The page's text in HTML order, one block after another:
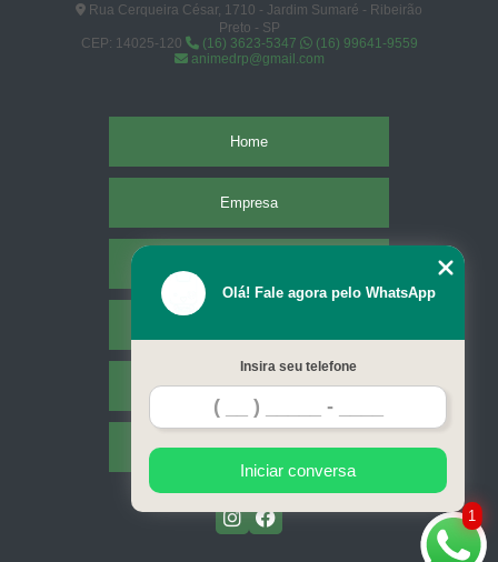
Rua Cerqueira César, 1710 - Jardim Sumaré - Ribeirão
Preto - SP
CEP: 14025-120
(16) 3623-5347
(16) 99641-9559
animedrp@gmail.com
Home
Empresa
Contato
Mapa do site
1
Olá! Fale agora pelo WhatsApp
Insira seu telefone
Iniciar conversa